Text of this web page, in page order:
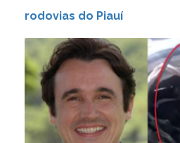
rodovias do Piauí